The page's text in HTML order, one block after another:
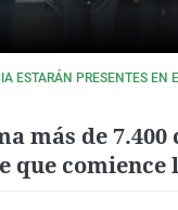
ESTARÁN PRESENTES EN
más de 7.400
que comience